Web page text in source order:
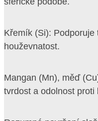
Křemík (Si):
houževnatost.
Mangan (Mn), měď
tvrdost a odolnost proti